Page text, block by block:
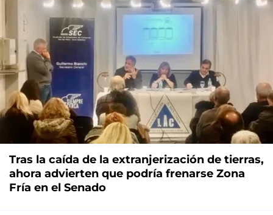
Tras la caída de la extranjerización de tierras,
ahora advierten que podría frenarse Zona
Fría en el Senado